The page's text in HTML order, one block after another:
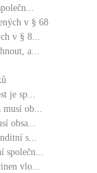
v § 68
v § 8...
a...
je sp...
musí ob...
obsa...
s...
společn...
vlo...